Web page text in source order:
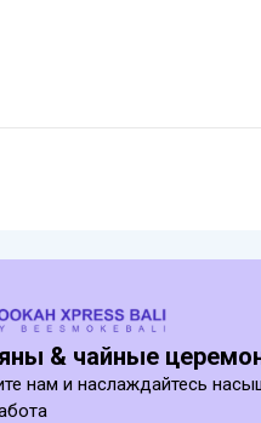
& чайные
нам и наслаждайтесь